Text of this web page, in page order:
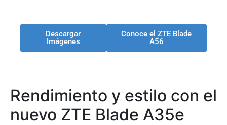
Descargar
Imágenes
Conoce el ZTE Blade
A56
Rendimiento y estilo con el
nuevo ZTE Blade A35e